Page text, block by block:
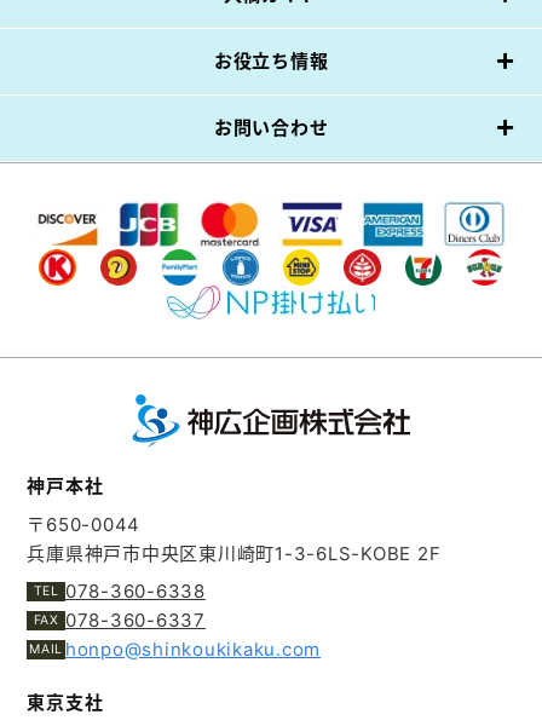
お役立ち情報
お問い合わせ
神戸本社
〒650-0044
兵庫県神戸市中央区東川崎町1-3-6LS-KOBE 2F
078-360-6338
078-360-6337
honpo@shinkoukikaku.com
東京支社